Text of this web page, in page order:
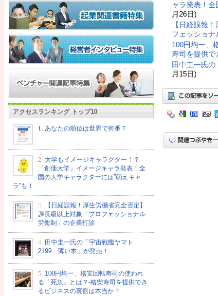
アクセスランキング トップ10
1. あなたの順位は世界で何番？
2. 大学もイメージキャラクター！？
「創価大学」イメージキャラ発表！全
国の大学キャラクターには”萌えキャ
ラ”も！
3.
【日経誤報！厚生労働省完全否定】
課長級以上対象「プロフェッショナル
労働制」の企業打診
4. 田中圭一氏の「宇宙戦艦ヤマト
2199 薄い本」が発売！
5. 100円均一、格安回転寿司の使われ
る「死魚」とは？-格安寿司を提供でき
るビジネスの裏側は本当か？
ャラ発表！全
月26日)
【日経誤報
フェッショ
100円均一、
寿司を提供で
田中圭一氏
月15日)